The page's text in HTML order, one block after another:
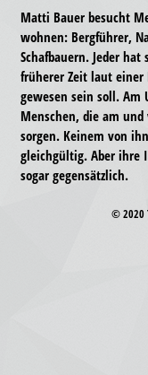
Matti Bauer besucht
wohnen: Bergführer,
Schafbauern. Jeder
früherer Zeit laut einer
gewesen sein soll. Am
Menschen, die am
sorgen. Keinem von
gleichgültig. Aber ihre
sogar gegensätzlich.
© 2020